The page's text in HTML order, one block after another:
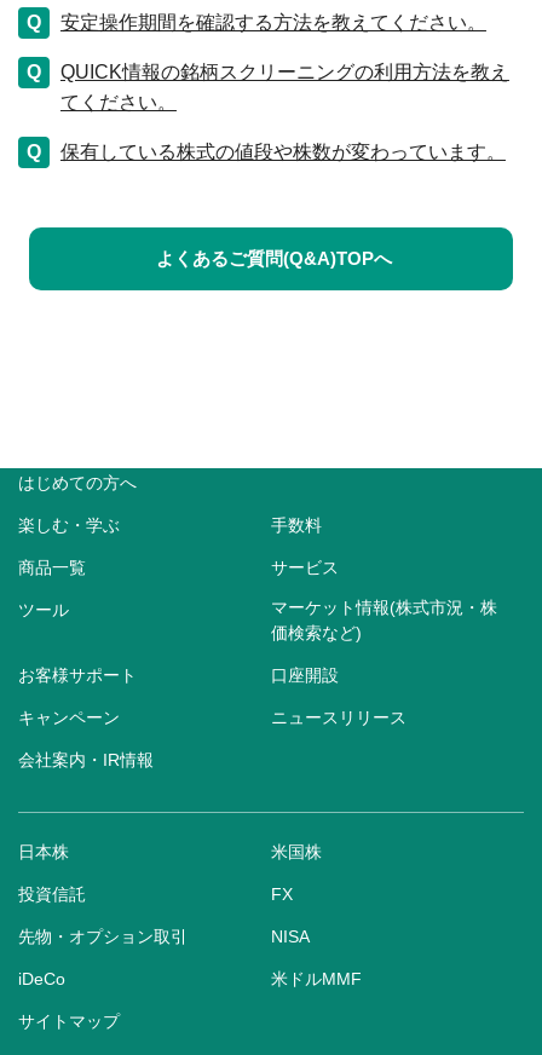
安定操作期間を確認する方法を教えてください。
QUICK情報の銘柄スクリーニングの利用方法を教え
てください。
保有している株式の値段や株数が変わっています。
よくあるご質問(Q&A)TOPへ
はじめての方へ
楽しむ・学ぶ 手数料
商品一覧 サービス
ツール
マーケット情報(株式市況・株
価検索など)
お客様サポート 口座開設
キャンペーン ニュースリリース
会社案内・IR情報
日本株 米国株
投資信託 FX
先物・オプション取引 NISA
iDeCo 米ドルMMF
サイトマップ